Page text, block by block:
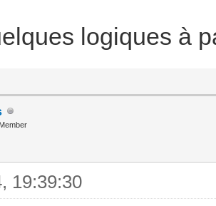
logiques à
19:39:30